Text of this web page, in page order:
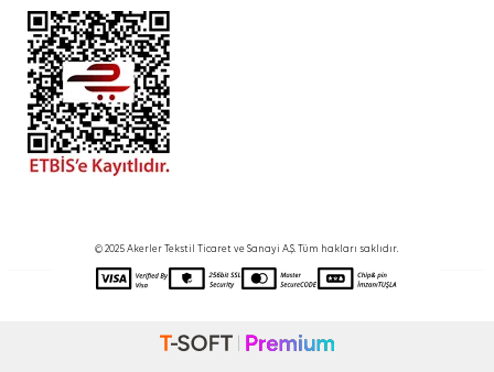
© 2025 Akerler Tekstil Ticaret ve Sanayi A.Ş. Tüm hakları saklıdır.